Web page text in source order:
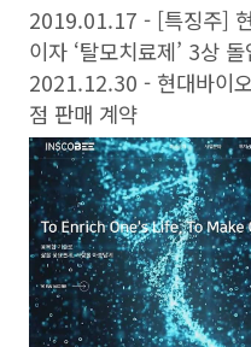
2019.01.17 - [특징주]
이자 ‘탈모치료제’ 3상 돌
2021.12.30 - 현대바이
점 판매 계약